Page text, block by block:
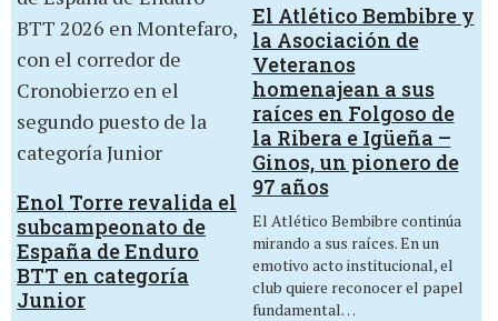
Enol Torre revalida el
subcampeonato de
España de Enduro
BTT en categoría
Junior
El Atlético Bembibre y
la Asociación de
Veteranos
homenajean a sus
raíces en Folgoso de
la Ribera e Igüeña –
Ginos, un pionero de
97 años
El Atlético Bembibre continúa
mirando a sus raíces. En un
emotivo acto institucional, el
club quiere reconocer el papel
fundamental…